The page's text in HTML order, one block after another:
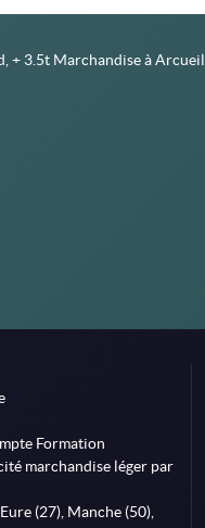
+ 3.5t Marchandise à Arcueil
Formation
marchandise léger par
(27), Manche (50),